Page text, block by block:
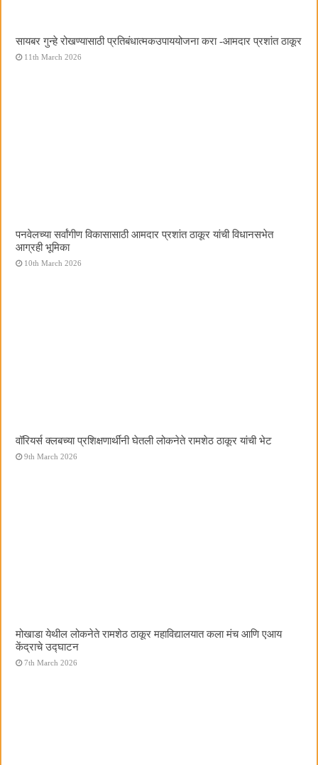
सायबर गुन्हे रोखण्यासाठी प्रतिबंधात्मकउपाययोजना करा -आमदार प्रशांत ठाकूर
11th March 2026
पनवेलच्या सर्वांगीण विकासासाठी आमदार प्रशांत ठाकूर यांची विधानसभेत
आग्रही भूमिका
10th March 2026
वॉरियर्स क्लबच्या प्रशिक्षणार्थींनी घेतली लोकनेते रामशेठ ठाकूर यांची भेट
9th March 2026
मोखाडा येथील लोकनेते रामशेठ ठाकूर महाविद्यालयात कला मंच आणि एआय
केंद्राचे उद्घाटन
7th March 2026